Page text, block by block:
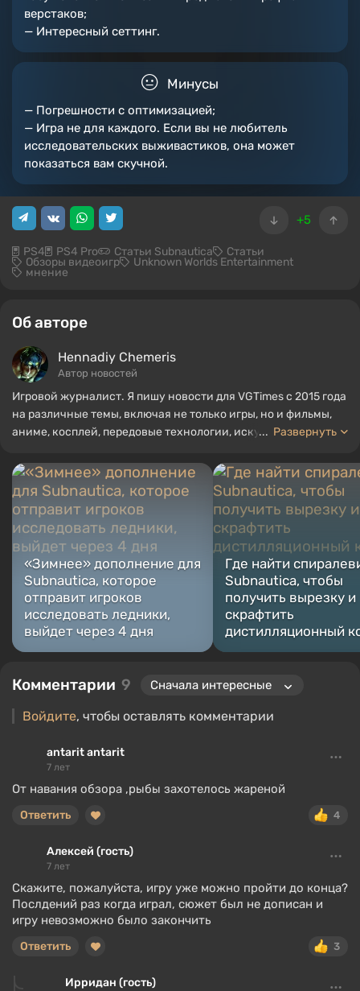
верстаков;
— Интересный сеттинг.
Минусы
— Погрешности с оптимизацией;
— Игра не для каждого. Если вы не любитель
исследовательских выживастиков, она может
показаться вам скучной.
+5
PS4 PS4 Pro Статьи Subnautica Статьи
Обзоры видеоигр Unknown Worlds Entertainment
мнение
Об авторе
Hennadiy Chemеris
Автор новостей
Игровой журналист. Я пишу новости для VGTimes с 2015 года
на различные темы, включая не только игры, но и фильмы,
аниме, косплей, передовые технологии, искусственный
нескольких обзоров, топов, компиляций и других статей,
связанных с видеоиграми. Я собираю различные игровые
сувениры, включая фигурки, постеры, старые консоли и
многое другое. У меня есть живой интерес к ретро-играм. Я
играю с начала 2000-х на PC и консолях.
... Развернуть
«Зимнее» дополнение для
Subnautica, которое
отправит игроков
исследовать ледники,
выйдет через 4 дня
Где найти
Subnautica, чтобы
получить вырезку и
скрафтить
дистилляционный
Комментарии 9
Войдите, чтобы оставлять комментарии
antarit antarit
7 лет
От навания обзора ,рыбы захотелось жареной
4
Ответить
Алексей (гость)
7 лет
Скажите, пожалуйста, игру уже можно пройти до конца?
Послдений раз когда играл, сюжет был не дописан и
игру невозможно было закончить
3
Ответить
Ирридан (гость)